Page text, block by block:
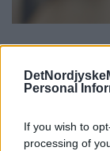
Personal
If you wish to
processing of
Vores
og ledelse er